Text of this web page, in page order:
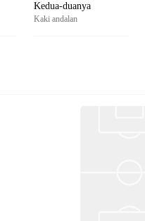
Kedua-duanya
Kaki andalan